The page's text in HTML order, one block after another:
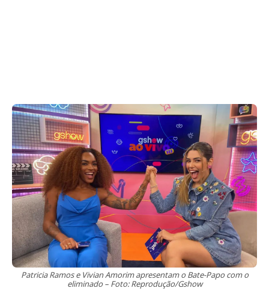
Patricia Ramos e Vivian Amorim apresentam o Bate-Papo com o
eliminado – Foto: Reprodução/Gshow